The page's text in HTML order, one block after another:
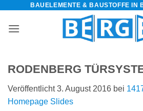
springen
BAUELEMENTE & BAUSTOFFE IN
RODENBERG
Veröffentlicht3. August 2016 bei
Homepage Slides